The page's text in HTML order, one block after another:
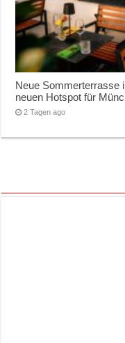
Neue Sommerterrasse
neuen Hotspot für
2 Tagen ago